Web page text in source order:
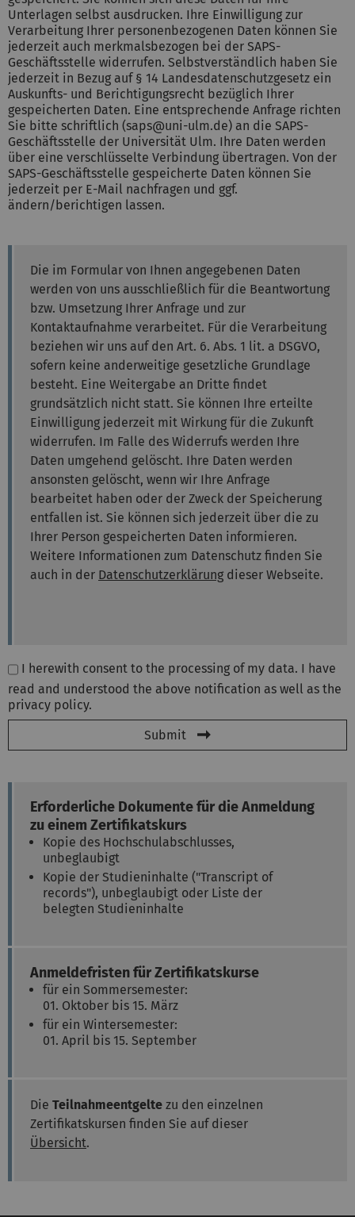
Unterlagen selbst ausdrucken. Ihre Einwilligung zur
Verarbeitung Ihrer personenbezogenen Daten können Sie
jederzeit auch merkmalsbezogen bei der SAPS-
Geschäftsstelle widerrufen. Selbstverständlich haben Sie
jederzeit in Bezug auf § 14 Landesdatenschutzgesetz ein
Auskunfts- und Berichtigungsrecht bezüglich Ihrer
gespeicherten Daten. Eine entsprechende Anfrage richten
Sie bitte schriftlich (saps@uni-ulm.de) an die SAPS-
Geschäftsstelle der Universität Ulm. Ihre Daten werden
über eine verschlüsselte Verbindung übertragen. Von der
SAPS-Geschäftsstelle gespeicherte Daten können Sie
jederzeit per E-Mail nachfragen und ggf.
ändern/berichtigen lassen.
Die im Formular von Ihnen angegebenen Daten
werden von uns ausschließlich für die Beantwortung
bzw. Umsetzung Ihrer Anfrage und zur
Kontaktaufnahme verarbeitet. Für die Verarbeitung
beziehen wir uns auf den Art. 6. Abs. 1 lit. a DSGVO,
sofern keine anderweitige gesetzliche Grundlage
besteht. Eine Weitergabe an Dritte findet
grundsätzlich nicht statt. Sie können Ihre erteilte
Einwilligung jederzeit mit Wirkung für die Zukunft
widerrufen. Im Falle des Widerrufs werden Ihre
Daten umgehend gelöscht. Ihre Daten werden
ansonsten gelöscht, wenn wir Ihre Anfrage
bearbeitet haben oder der Zweck der Speicherung
entfallen ist. Sie können sich jederzeit über die zu
Ihrer Person gespeicherten Daten informieren.
Weitere Informationen zum Datenschutz finden Sie
auch in der Datenschutzerklärung dieser Webseite.
read and understood the above notification as well as the
privacy policy.
Submit
Erforderliche Dokumente für die Anmeldung
zu einem Zertifikatskurs
Kopie des Hochschulabschlusses,
unbeglaubigt
Kopie der Studieninhalte ("Transcript of
records"), unbeglaubigt oder Liste der
belegten Studieninhalte
Anmeldefristen für Zertifikatskurse
für ein Sommersemester:
01. Oktober bis 15. März
für ein Wintersemester:
01. April bis 15. September
Die Teilnahmeentgelte zu den einzelnen
Zertifikatskursen finden Sie auf dieser
Übersicht.